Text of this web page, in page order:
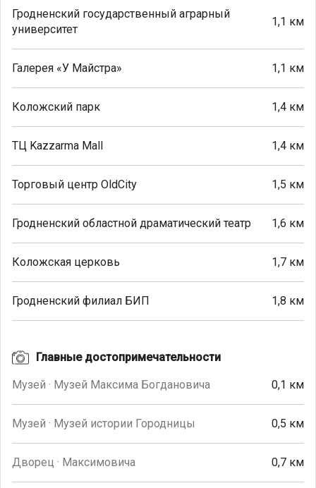
Гродненский государственный аграрный
университет
1,1 км
Галерея «У Майстра» 1,1 км
Коложский парк 1,4 км
ТЦ Kazzarma Mall 1,4 км
Торговый центр OldCity 1,5 км
Гродненский областной драматический театр 1,6 км
Коложская церковь 1,7 км
Гродненский филиал БИП 1,8 км
Главные достопримечательности
Музей · Музей Максима Богдановича 0,1 км
Музей · Музей истории Городницы 0,5 км
Дворец · Максимовича 0,7 км